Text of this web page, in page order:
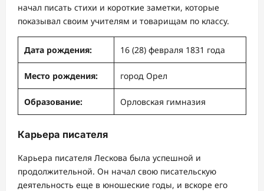
начал писать стихи и короткие заметки, которые
показывал своим учителям и товарищам по классу.
Дата рождения: 16 (28) февраля 1831 года
Место рождения: город Орел
Образование: Орловская гимназия
Карьера писателя
Карьера писателя Лескова была успешной и
продолжительной. Он начал свою писательскую
деятельность еще в юношеские годы, и вскоре его